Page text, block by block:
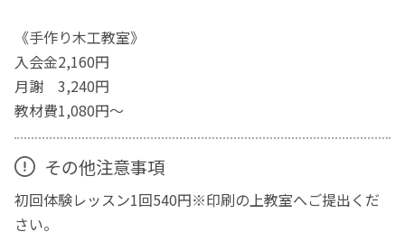
《手作り木工教室》
入会金2,160円
月謝 3,240円
教材費1,080円～
その他注意事項
初回体験レッスン1回540円※印刷の上教室へご提出くだ
さい。